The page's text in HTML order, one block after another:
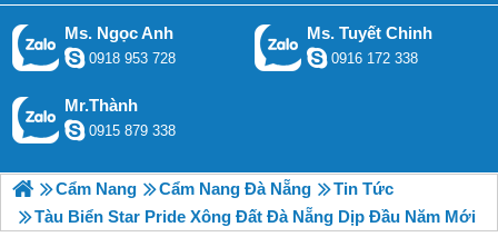
Ms. Ngọc Anh
0918 953 728
Ms. Tuyết Chinh
0916 172 338
Mr.Thành
0915 879 338
Cẩm Nang Cẩm Nang Đà Nẵng
Tin Tức
Tàu Biển Star Pride Xông Đất Đà Nẵng Dịp Đầu Năm Mới